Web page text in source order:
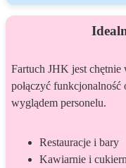
Fartuch JHK jest chętnie
połączyć
wyglądem personelu.
Restauracje i bary
Kawiarnie i